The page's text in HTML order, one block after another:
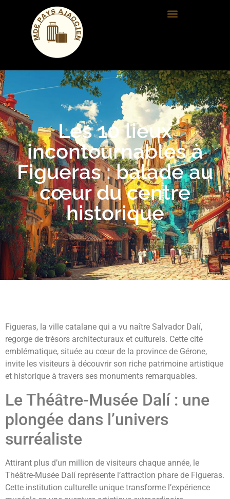
Les 10 lieux
incontournables à
Figueras : balade au
cœur du centre
historique
Figueras, la ville catalane qui a vu naître Salvador Dalí,
regorge de trésors architecturaux et culturels. Cette cité
emblématique, située au cœur de la province de Gérone,
invite les visiteurs à découvrir son riche patrimoine artistique
et historique à travers ses monuments remarquables.
Le Théâtre-Musée Dalí : une
plongée dans l’univers
surréaliste
Attirant plus d’un million de visiteurs chaque année, le
Théâtre-Musée Dalí représente l’attraction phare de Figueras.
Cette institution culturelle unique transforme l’expérience